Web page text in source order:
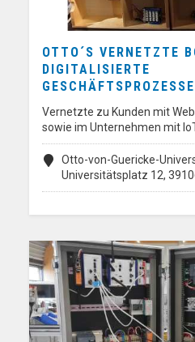
OTTO´S VERNETZTE
DIGITALISIERTE
GESCHÄFTSPROZESSE
Vernetzte zu Kunden mit
sowie im Unternehmen mit
Otto-von-Guericke-
Universitätsplatz 12,